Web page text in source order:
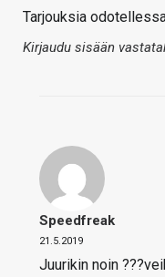
Tarjouksia
Kirjaudu sisään
Speedfreak
21.5.2019
Juurikin noin